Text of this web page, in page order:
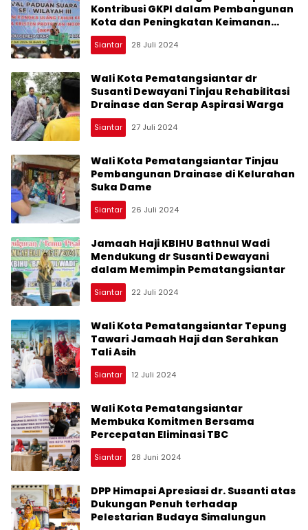
Kontribusi GKPI dalam Pembangunan
Kota dan Peningkatan Keimanan
Jemaat
Siantar 28 Juli 2024
Wali Kota Pematangsiantar dr
Susanti Dewayani Tinjau Rehabilitasi
Drainase dan Serap Aspirasi Warga
Siantar 27 Juli 2024
Wali Kota Pematangsiantar Tinjau
Pembangunan Drainase di Kelurahan
Suka Dame
Siantar 26 Juli 2024
Jamaah Haji KBIHU Bathnul Wadi
Mendukung dr Susanti Dewayani
dalam Memimpin Pematangsiantar
Siantar 22 Juli 2024
Wali Kota Pematangsiantar Tepung
Tawari Jamaah Haji dan Serahkan
Tali Asih
Siantar 12 Juli 2024
Wali Kota Pematangsiantar
Membuka Komitmen Bersama
Percepatan Eliminasi TBC
Siantar 28 Juni 2024
DPP Himapsi Apresiasi dr. Susanti atas
Dukungan Penuh terhadap
Pelestarian Budaya Simalungun